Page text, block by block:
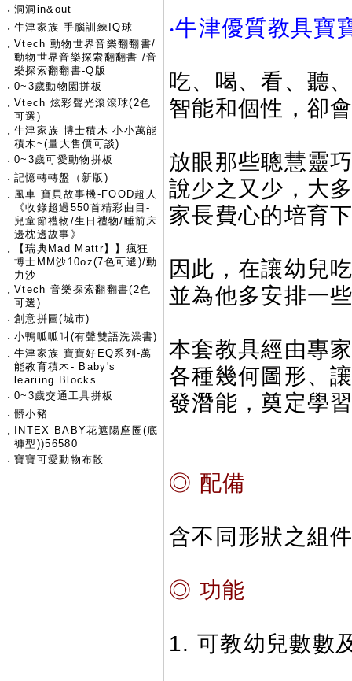
‧ 洞洞in&out
‧ 牛津家族 手腦訓練IQ球
‧ Vtech 動物世界音樂翻翻書/
動物世界音樂探索翻翻書 /音
樂探索翻翻書-Q版
‧ 0~3歲動物園拼板
‧ Vtech 炫彩聲光滾滾球(2色
可選)
‧ 牛津家族 博士積木-小小萬能
積木~(量大售價可談)
‧ 0~3歲可愛動物拼板
‧ 記憶轉轉盤（新版)
‧ 風車 寶貝故事機-FOOD超人
《收錄超過550首精彩曲目-
兒童節禮物/生日禮物/睡前床
邊枕邊故事》
‧
【瑞典Mad Mattr】】瘋狂
博士MM沙10oz(7色可選)/動
力沙
‧ Vtech 音樂探索翻翻書(2色
可選)
‧ 創意拼圖(城市)
‧ 小鴨呱呱叫(有聲雙語洗澡書)
‧ 牛津家族 寶寶好EQ系列-萬
能教育積木- Baby's
leariing Blocks
‧ 0~3歲交通工具拼板
‧ 髒小豬
‧
INTEX BABY花遮陽座圈(底
褲型))56580
‧ 寶寶可愛動物布骰
‧牛津優質教具寶
吃、喝、看、聽
智能和個性，卻
放眼那些聰慧靈
說少之又少，大
家長費心的培育
因此，在讓幼兒
並為他多安排一
本套教具經由專
各種幾何圖形、
發潛能，奠定學
◎ 配備
含不同形狀之組
◎ 功能
1. 可教幼兒數數